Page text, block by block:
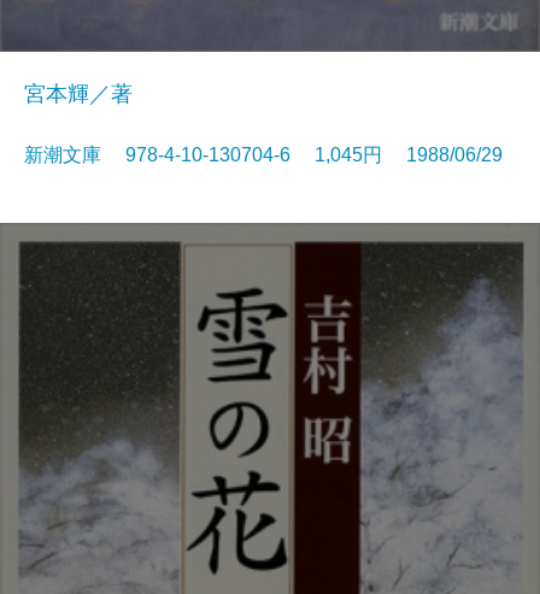
宮本輝／著
新潮文庫 978-4-10-130704-6 1,045円 1988/06/29